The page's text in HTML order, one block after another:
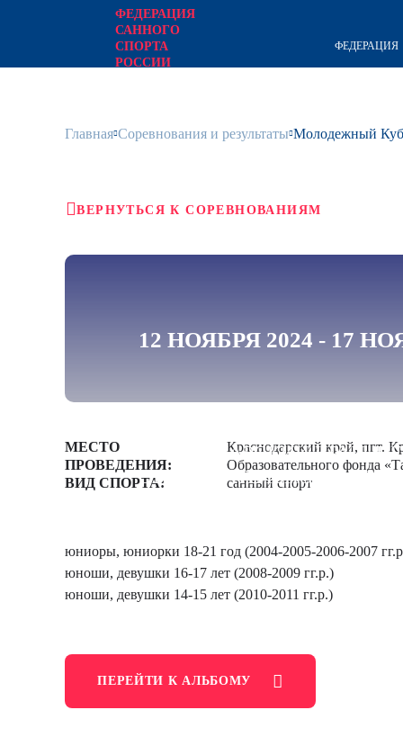
ФЕДЕРАЦИЯ
САННОГО
СПОРТА
РОССИИ
ФЕДЕРАЦИЯ
Главная Соревнования и результаты Молодежный
ВЕРНУТЬСЯ К СОРЕВНОВАНИЯМ
12 НОЯБРЯ 2024 - 17
КРАСНОДАРСКИЙ КРАЙ,
ОБРАЗОВАТЕЛЬНОГО
МЕСТО
ПРОВЕДЕНИЯ:
Краснодарский край, пгт.
Образовательного фонда
ВИД СПОРТА:
санный спорт
юниоры, юниорки 18-21 год (2004-2005-2006-2007
юноши, девушки 16-17 лет (2008-2009 гг.р.)
юноши, девушки 14-15 лет (2010-2011 гг.р.)
ПЕРЕЙТИ К АЛЬБОМУ